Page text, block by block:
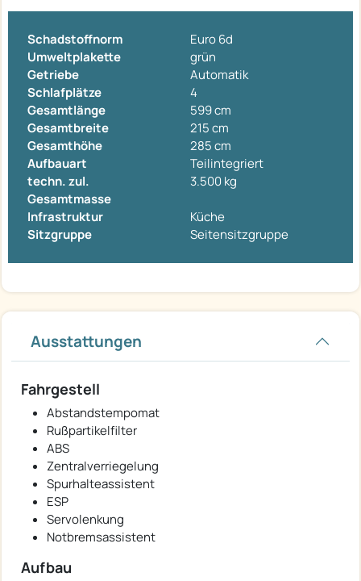
Schadstoffnorm
Euro 6d
Umweltplakette
grün
Getriebe
Automatik
Schlafplätze
4
Gesamtlänge
599 cm
Gesamtbreite
215 cm
Gesamthöhe
285 cm
Aufbauart
Teilintegriert
techn. zul.
Gesamtmasse
3.500 kg
Infrastruktur
Küche
Sitzgruppe
Seitensitzgruppe
Ausstattungen
Fahrgestell
Abstandstempomat
Rußpartikelfilter
ABS
Zentralverriegelung
Spurhalteassistent
ESP
Servolenkung
Notbremsassistent
Aufbau